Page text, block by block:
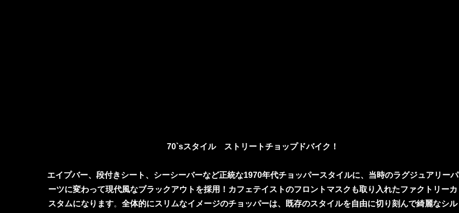
70`sスタイル ストリートチョップドバイク！
エイプバー、段付きシート、シーシーバーなど正統な1970年代チョッパースタイルに、当時のラグジュアリーパ
ーツに変わって現代風なブラックアウトを採用！ カフェテイストのフロントマスクも取り入れたファクトリーカ
スタムになります。 全体的にスリムなイメージのチョッパーは、既存のスタイルを自由に切り刻んで綺麗なシル